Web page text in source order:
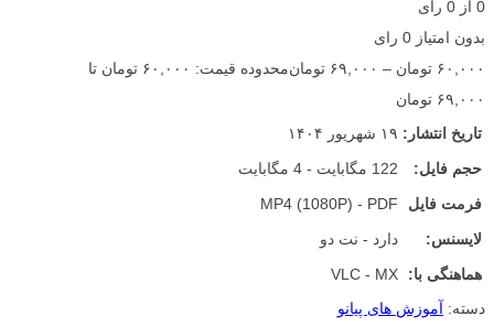
0 از 0 رأی
بدون امتیاز 0 رای
۶۰,۰۰۰ تومان – ۶۹,۰۰۰ تومان
محدوده قیمت: ۶۰,۰۰۰ تومان تا
۶۹,۰۰۰ تومان
تاریخ انتشار: ۱۹ شهریور ۱۴۰۴
حجم فایل:
122 مگابایت - 4 مگابایت
فرمت فایل
MP4 (1080P) - PDF
لایسنس:
دارد - نت دو
هماهنگی با:
VLC - MX
دسته: آموزش های پیانو